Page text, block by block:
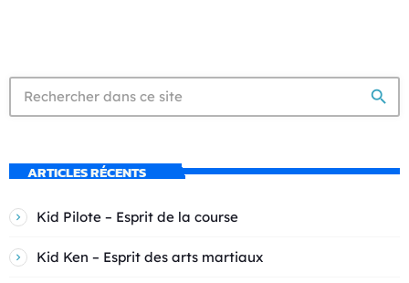
search
ARTICLES RÉCENTS
Kid Pilote – Esprit de la course
Kid Ken – Esprit des arts martiaux